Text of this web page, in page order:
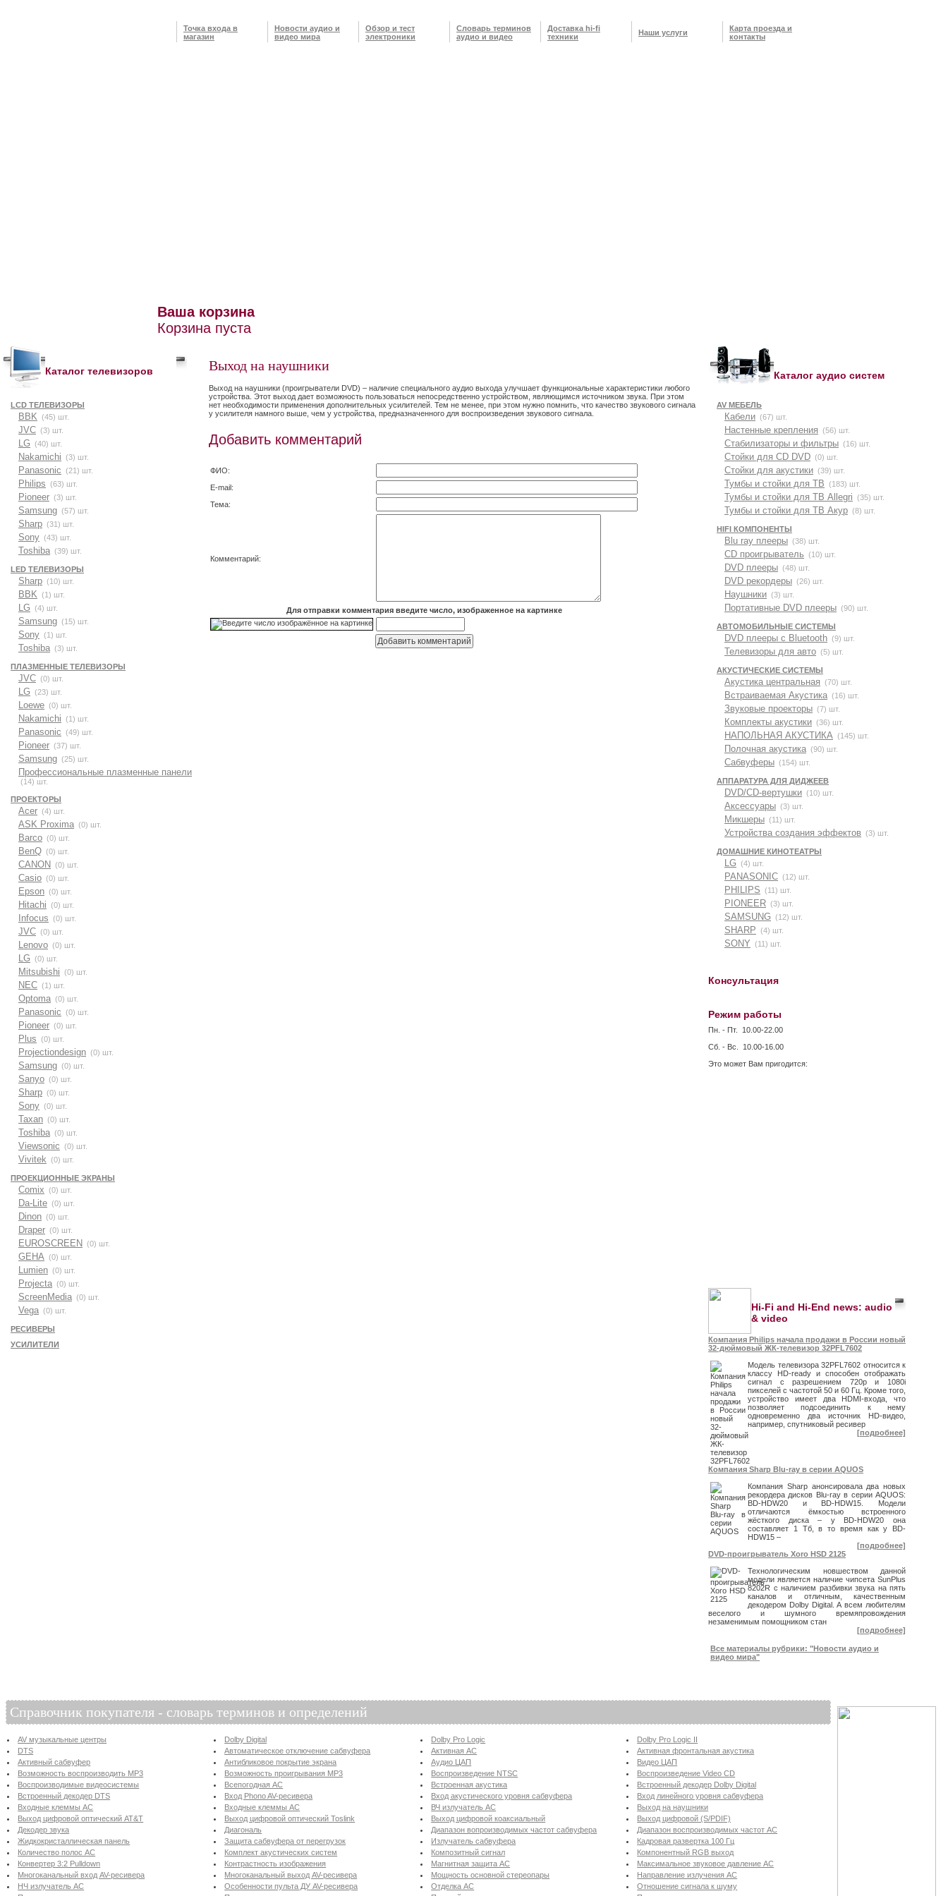
Точка входа в
магазин
Новости аудио и
видео мира
Обзор и тест
электроники
Словарь терминов
аудио и видео
Доставка hi-fi
техники
Наши услуги
Карта проезда и
контакты
Ваша корзина
Корзина пуста
Каталог телевизоров
LCD ТЕЛЕВИЗОРЫ
BBK (45) шт.
JVC (3) шт.
LG (40) шт.
Nakamichi (3) шт.
Panasonic (21) шт.
Philips (63) шт.
Pioneer (3) шт.
Samsung (57) шт.
Sharp (31) шт.
Sony (43) шт.
Toshiba (39) шт.
LED ТЕЛЕВИЗОРЫ
Sharp (10) шт.
BBK (1) шт.
LG (4) шт.
Samsung (15) шт.
Sony (1) шт.
Toshiba (3) шт.
ПЛАЗМЕННЫЕ ТЕЛЕВИЗОРЫ
JVC (0) шт.
LG (23) шт.
Loewe (0) шт.
Nakamichi (1) шт.
Panasonic (49) шт.
Pioneer (37) шт.
Samsung (25) шт.
Профессиональные плазменные панели
(14) шт.
ПРОЕКТОРЫ
Acer (4) шт.
ASK Proxima (0) шт.
Barco (0) шт.
BenQ (0) шт.
CANON (0) шт.
Casio (0) шт.
Epson (0) шт.
Hitachi (0) шт.
Infocus (0) шт.
JVC (0) шт.
Lenovo (0) шт.
LG (0) шт.
Mitsubishi (0) шт.
NEC (1) шт.
Optoma (0) шт.
Panasonic (0) шт.
Pioneer (0) шт.
Plus (0) шт.
Projectiondesign (0) шт.
Samsung (0) шт.
Sanyo (0) шт.
Sharp (0) шт.
Sony (0) шт.
Taxan (0) шт.
Toshiba (0) шт.
Viewsonic (0) шт.
Vivitek (0) шт.
ПРОЕКЦИОННЫЕ ЭКРАНЫ
Comix (0) шт.
Da-Lite (0) шт.
Dinon (0) шт.
Draper (0) шт.
EUROSCREEN (0) шт.
GEHA (0) шт.
Lumien (0) шт.
Projecta (0) шт.
ScreenMedia (0) шт.
Vega (0) шт.
РЕСИВЕРЫ
УСИЛИТЕЛИ
Выход на наушники
Выход на наушники (проигрыватели DVD) – наличие специального аудио выхода улучшает функциональные характеристики любого
устройства. Этот выход дает возможность пользоваться непосредственно устройством, являющимся источником звука. При этом
нет необходимости применения дополнительных усилителей. Тем не менее, при этом нужно помнить, что качество звукового сигнала
у усилителя намного выше, чем у устройства, предназначенного для воспроизведения звукового сигнала.
Добавить комментарий
ФИО:
E-mail:
Тема:
Комментарий:
Для отправки комментария введите число, изображенное на картинке
Каталог аудио систем
AV МЕБЕЛЬ
Кабели (67) шт.
Настенные крепления (56) шт.
Стабилизаторы и фильтры (16) шт.
Стойки для CD DVD (0) шт.
Стойки для акустики (39) шт.
Тумбы и стойки для ТВ (183) шт.
Тумбы и стойки для ТВ Allegri (35) шт.
Тумбы и стойки для ТВ Акур (8) шт.
HIFI КОМПОНЕНТЫ
Blu ray плееры (38) шт.
CD проигрыватель (10) шт.
DVD плееры (48) шт.
DVD рекордеры (26) шт.
Наушники (3) шт.
Портативные DVD плееры (90) шт.
АВТОМОБИЛЬНЫЕ СИСТЕМЫ
DVD плееры с Bluetooth (9) шт.
Телевизоры для авто (5) шт.
АКУСТИЧЕСКИЕ СИСТЕМЫ
Акустика центральная (70) шт.
Встраиваемая Акустика (16) шт.
Звуковые проекторы (7) шт.
Комплекты акустики (36) шт.
НАПОЛЬНАЯ АКУСТИКА (145) шт.
Полочная акустика (90) шт.
Сабвуферы (154) шт.
АППАРАТУРА ДЛЯ ДИДЖЕЕВ
DVD/CD-вертушки (10) шт.
Аксессуары (3) шт.
Микшеры (11) шт.
Устройства создания эффектов (3) шт.
ДОМАШНИЕ КИНОТЕАТРЫ
LG (4) шт.
PANASONIC (12) шт.
PHILIPS (11) шт.
PIONEER (3) шт.
SAMSUNG (12) шт.
SHARP (4) шт.
SONY (11) шт.
Консультация
Режим работы
Пн. - Пт. 10.00-22.00
Сб. - Вс. 10.00-16.00
Это может Вам пригодится:
Hi-Fi and Hi-End news: audio
& video
Компания Philips начала продажи в России новый
32-дюймовый ЖК-телевизор 32PFL7602
Модель телевизора 32PFL7602 относится к
классу HD-ready и способен отображать
сигнал с разрешением 720p и 1080i
пикселей с частотой 50 и 60 Гц. Кроме того,
устройство имеет два HDMI-входа, что
позволяет подсоединить к нему
одновременно два источник HD-видео,
например, спутниковый ресивер
[подробнее]
Компания Sharp Blu-ray в серии AQUOS
Компания Sharp анонсировала два новых
рекордера дисков Blu-ray в серии AQUOS:
BD-HDW20 и BD-HDW15. Модели
отличаются ёмкостью встроенного
жёсткого диска – у BD-HDW20 она
составляет 1 Тб, в то время как у BD-
HDW15 –
[подробнее]
DVD-проигрыватель Xoro HSD 2125
Технологическим новшеством данной
модели является наличие чипсета SunPlus
8202R с наличием разбивки звука на пять
каналов и отличным, качественным
декодером Dolby Digital. А всем любителям
веселого и шумного времяпровождения
незаменимым помощником стан
[подробнее]
Все материалы рубрики: "Новости аудио и
видео мира"
Справочник покупателя - словарь терминов и определений
AV музыкальные центры Dolby Digital Dolby Pro Logic
Dolby Pro Logic II
DTS
Автоматическое отключение сабвуфера Активная АС
Активная фронтальная акустика
Активный сабвуфер
Антибликовое покрытие экрана Аудио ЦАП
Видео ЦАП
Возможность воспроизводить MP3
Возможность проигрывания MP3 Воспроизведение NTSC
Воспроизведение Video CD
Воспроизводимые видеосистемы
Всепогодная АС Встроенная акустика
Встроенный декодер Dolby Digital
Встроенный декодер DTS
Вход Phono AV-ресивера Вход акустического уровня сабвуфера
Вход линейного уровня сабвуфера
Входные клеммы АС
Входные клеммы АС ВЧ излучатель АС
Выход на наушники
Выход цифровой оптический AT&T
Выход цифровой оптический Toslink Выход цифровой коаксиальный
Выход цифровой (S/PDIF)
Декодер звука
Диагональ Диапазон вопроизводимых частот сабвуфера
Диапазон воспроизводимых частот АС
Жидкокристаллическая панель
Защита сабвуфера от перегрузок Излучатель сабвуфера
Кадровая развертка 100 Гц
Количество полос АС
Комплект акустических систем Композитный сигнал
Компонентный RGB выход
Конвертер 3:2 Pulldown
Контрастность изображения Магнитная защита АС
Максимальное звуковое давление АС
Многоканальный вход AV-ресивера
Многоканальный выход AV-ресивера Мощность основной стереопары
Направление излучения АС
НЧ излучатель АС
Особенности пульта ДУ AV-ресивера Отделка АС
Отношение сигнала к шуму